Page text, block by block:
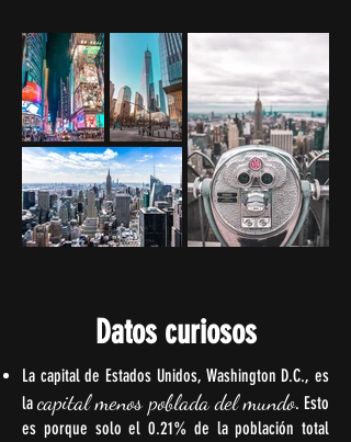
Datos curiosos
La capital de Estados Unidos, Washington D.C., es
lacapital menos poblada del mundo. Esto
es porque solo el 0.21% de la población total